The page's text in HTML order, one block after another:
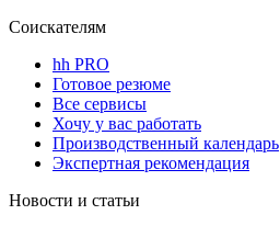
Соискателям
hh PRO
Готовое резюме
Все сервисы
Хочу у вас работать
Производственный календарь
Экспертная рекомендация
Новости и статьи